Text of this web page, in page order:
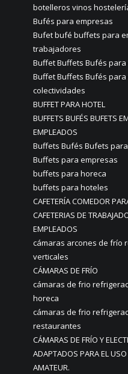
botelleros vinos
Bufés para empresas
Bufet bufé buffets para
trabajadores
Buffet Buffets Bufés
Buffet Buffets Bufés
colectividades
BUFFET PARA HOTEL
BUFFETS BUFÉS BUFETS
EMPLEADOS
Buffets Bufés Bufets
Buffets para empresas
buffets para horeca
buffets para hoteles
CAFETERÍA COMEDOR
CAFETERIAS DE
EMPLEADOS
cámaras arcones de frío
verticales
CÁMARAS DE FRÍO
cámaras de frio
horeca
cámaras de frio
restaurantes
CÁMARAS DE FRÍO Y
ADAPTADOS PARA EL
AMATEUR.